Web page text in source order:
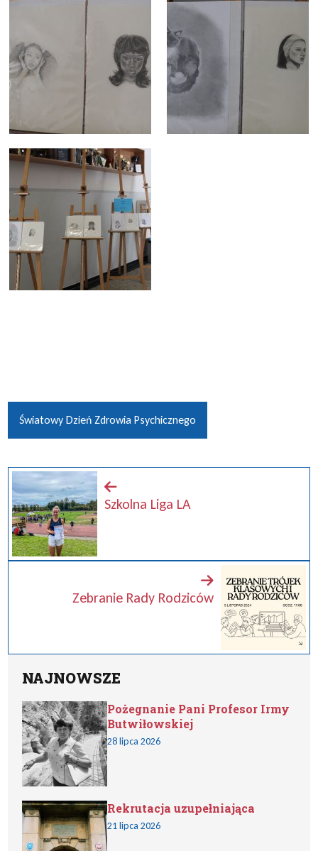
Światowy Dzień Zdrowia Psychicznego
Szkolna Liga LA
Zebranie Rady Rodziców
NAJNOWSZE
Pożegnanie Pani Profesor Irmy
Butwiłowskiej
28 lipca 2026
Rekrutacja uzupełniająca
21 lipca 2026